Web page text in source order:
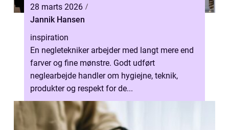
28 marts 2026
Jannik Hansen
inspiration
En negletekniker arbejder med langt mere end
farver og fine mønstre. Godt udført
neglearbejde handler om hygiejne, teknik,
produkter og respekt for de...